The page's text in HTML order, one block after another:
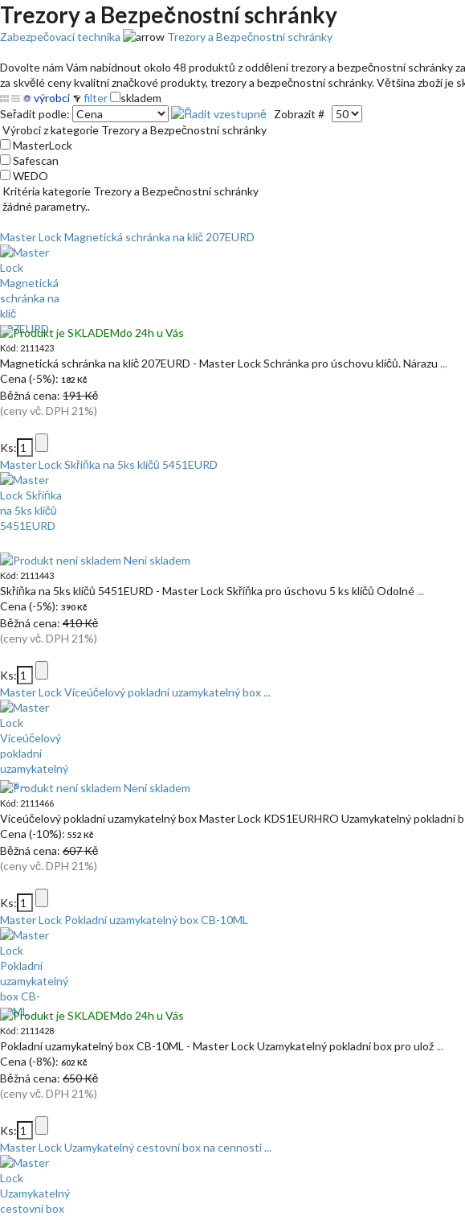
Trezory a Bezpečnostní schránky
Zabezpečovací technika Trezory a Bezpečnostní schránky
Dovolte nám Vám nabídnout okolo 48 produktů z oddělení trezory a bezpečnostní schránky
za skvělé ceny kvalitní značkové produkty, trezory a bezpečnostní schránky. Většina zboží je
výrobci
filter
skladem
Seřadit podle:
Zobrazit #
Výrobci z kategorie Trezory a Bezpečnostní schránky
MasterLock
Safescan
WEDO
Kritéria kategorie Trezory a Bezpečnostní schránky
žádné parametry..
Master Lock Magnetická schránka na klíč 207EURD
do 24h u Vás
Kód: 2111423
Magnetická schránka na klíč 207EURD - Master Lock Schránka pro úschovu klíčů. Nárazu ...
Cena (-5%): 182 Kč
Běžná cena: 191 Kč
(ceny vč. DPH 21%)
Ks:
Master Lock Skříňka na 5ks klíčů 5451EURD
Není skladem
Kód: 2111443
Skříňka na 5ks klíčů 5451EURD - Master Lock Skříňka pro úschovu 5 ks klíčů Odolné...
Cena (-5%): 390 Kč
Běžná cena: 410 Kč
(ceny vč. DPH 21%)
Ks:
Master Lock Víceúčelový pokladní uzamykatelný box ...
Není skladem
Kód: 2111466
Víceúčelový pokladní uzamykatelný box Master Lock KDS1EURHRO Uzamykatelný pokladní b
Cena (-10%): 552 Kč
Běžná cena: 607 Kč
(ceny vč. DPH 21%)
Ks:
Master Lock Pokladní uzamykatelný box CB-10ML
do 24h u Vás
Kód: 2111428
Pokladní uzamykatelný box CB-10ML - Master Lock Uzamykatelný pokladní box pro ulož...
Cena (-8%): 602 Kč
Běžná cena: 650 Kč
(ceny vč. DPH 21%)
Ks:
Master Lock Uzamykatelný cestovní box na cennosti ...